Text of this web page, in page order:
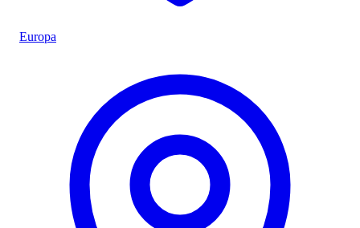
Europa